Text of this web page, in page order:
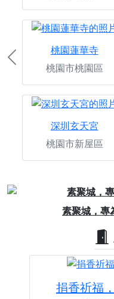
桃園蓮華寺
桃園市桃園區
深圳玄天宮
桃園市新屋區
Previous
素聚城，專
Previous
捐香祈福